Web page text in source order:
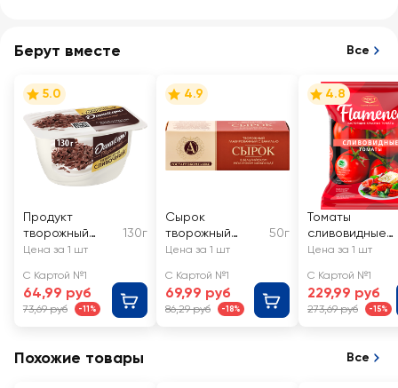
Берут вместе Все
5.0
Продукт
творожный
ДАНИССИМО
изысканным
шоколадом
6,7%, без змж
130г
Цена за 1 шт
С Картой №1
64,99 руб
73,69 руб -11%
4.9
Сырок
творожный
глазированный
МПЛЕКС с
ванилью в
молочном
50г
Цена за 1 шт
С Картой №1
69,99 руб
86,29 руб -18%
4.8
Томаты
сливовидные
ФЛАМЕНКО
Цена за 1 шт
С Картой №1
229,99 руб
273,69 руб -15%
Похожие товары Все